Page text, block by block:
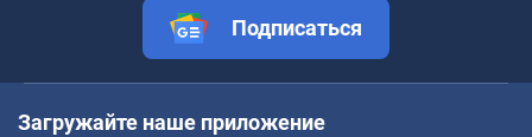
Подписаться
Загружайте наше приложение